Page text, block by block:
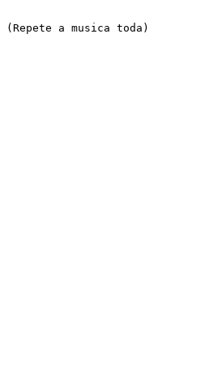
(Repete a musica toda)